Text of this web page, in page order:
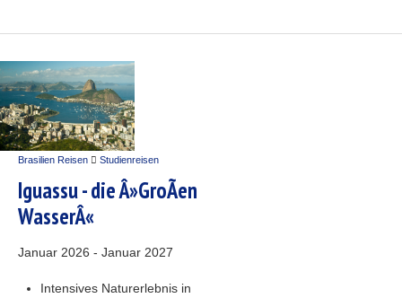
Brasilien Reisen Studienreisen
Iguassu - die Â»GroÃen
WasserÂ«
Januar 2026 - Januar 2027
Intensives Naturerlebnis in